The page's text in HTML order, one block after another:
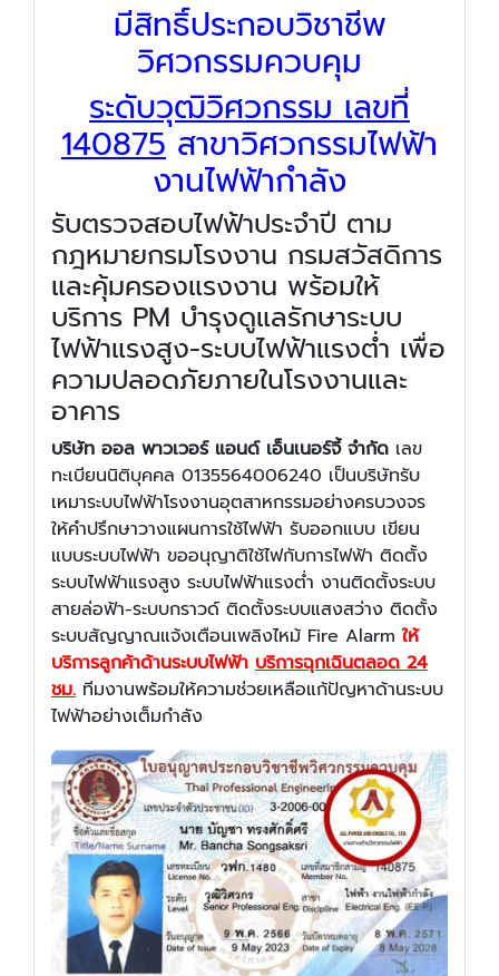
มีสิทธิ์ประกอบวิชาชีพ
วิศวกรรมควบคุม
ระดับวุฒิวิศวกรรม เลขที่
140875 สาขาวิศวกรรมไฟฟ้า
งานไฟฟ้ากำลัง
รับตรวจสอบไฟฟ้าประจำปี ตาม
กฎหมายกรมโรงงาน กรมสวัสดิการ
และคุ้มครองแรงงาน พร้อมให้
บริการ PM บำรุงดูแลรักษาระบบ
ไฟฟ้าแรงสูง-ระบบไฟฟ้าแรงต่ำ เพื่อ
ความปลอดภัยภายในโรงงานและ
อาคาร
บริษัท ออล พาวเวอร์ แอนด์ เอ็นเนอร์จี้ จำกัด เลข
ทะเบียนนิติบุคคล 0135564006240 เป็นบริษัทรับ
เหมาระบบไฟฟ้าโรงงานอุตสาหกรรมอย่างครบวงจร
ให้คำปรึกษาวางแผนการใช้ไฟฟ้า รับออกแบบ เขียน
แบบระบบไฟฟ้า ขออนุญาติใช้ไฟกับการไฟฟ้า ติดตั้ง
ระบบไฟฟ้าแรงสูง ระบบไฟฟ้าแรงต่ำ งานติดตั้งระบบ
สายล่อฟ้า-ระบบกราวด์ ติดตั้งระบบแสงสว่าง ติดตั้ง
ระบบสัญญาณแจ้งเตือนเพลิงไหม้ Fire Alarm ให้
บริการลูกค้าด้านระบบไฟฟ้า บริการฉุกเฉินตลอด 24
ชม. ทีมงานพร้อมให้ความช่วยเหลือแก้ปัญหาด้านระบบ
ไฟฟ้าอย่างเต็มกำลัง